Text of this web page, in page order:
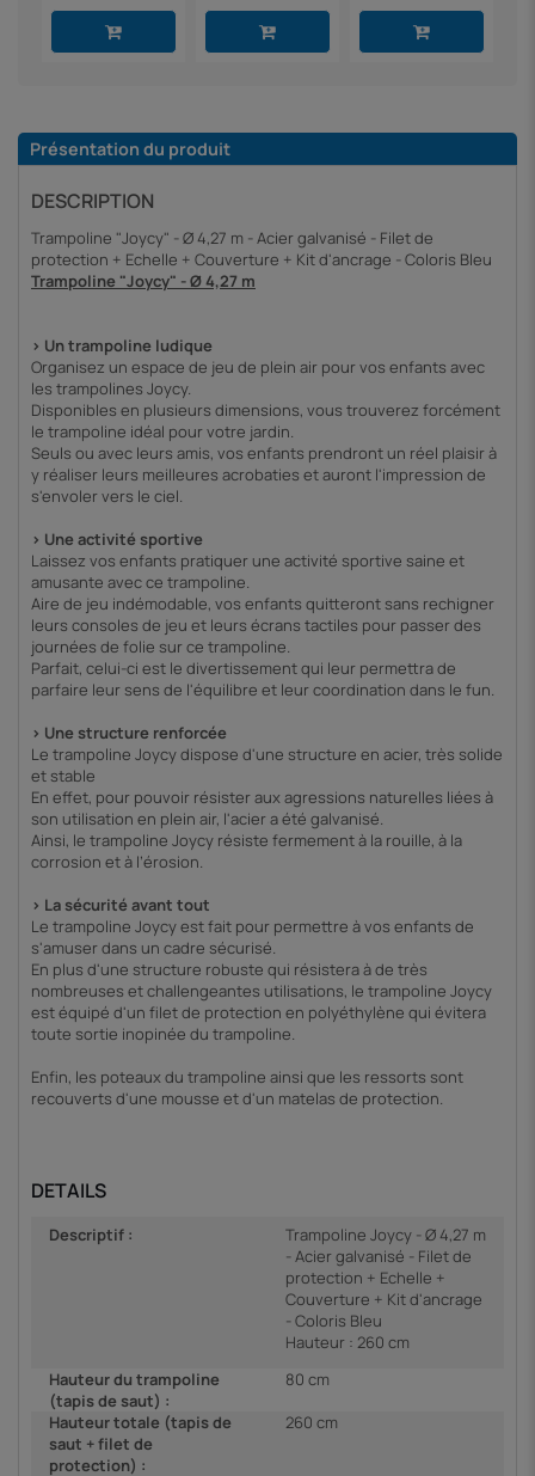
Présentation du produit
DESCRIPTION
Trampoline "Joycy" - Ø 4,27 m - Acier galvanisé - Filet de
protection + Echelle + Couverture + Kit d'ancrage - Coloris Bleu
Trampoline "Joycy" - Ø 4,27 m
> Un trampoline ludique
Organisez un espace de jeu de plein air pour vos enfants avec
les trampolines Joycy.
Disponibles en plusieurs dimensions, vous trouverez forcément
le trampoline idéal pour votre jardin.
Seuls ou avec leurs amis, vos enfants prendront un réel plaisir à
y réaliser leurs meilleures acrobaties et auront l'impression de
s'envoler vers le ciel.
> Une activité sportive
Laissez vos enfants pratiquer une activité sportive saine et
amusante avec ce trampoline.
Aire de jeu indémodable, vos enfants quitteront sans rechigner
leurs consoles de jeu et leurs écrans tactiles pour passer des
journées de folie sur ce trampoline.
Parfait, celui-ci est le divertissement qui leur permettra de
parfaire leur sens de l'équilibre et leur coordination dans le fun.
> Une structure renforcée
Le trampoline Joycy dispose d'une structure en acier, très solide
et stable
En effet, pour pouvoir résister aux agressions naturelles liées à
son utilisation en plein air, l'acier a été galvanisé.
Ainsi, le trampoline Joycy résiste fermement à la rouille, à la
corrosion et à l’érosion.
> La sécurité avant tout
Le trampoline Joycy est fait pour permettre à vos enfants de
s'amuser dans un cadre sécurisé.
En plus d'une structure robuste qui résistera à de très
nombreuses et challengeantes utilisations, le trampoline Joycy
est équipé d'un filet de protection en polyéthylène qui évitera
toute sortie inopinée du trampoline.
Enfin, les poteaux du trampoline ainsi que les ressorts sont
recouverts d'une mousse et d'un matelas de protection.
DETAILS
Descriptif :
Trampoline Joycy - Ø 4,27 m
- Acier galvanisé - Filet de
protection + Echelle +
Couverture + Kit d'ancrage
- Coloris Bleu
Hauteur : 260 cm
Hauteur du trampoline
(tapis de saut) :
80 cm
Hauteur totale (tapis de
saut + filet de
protection) :
260 cm